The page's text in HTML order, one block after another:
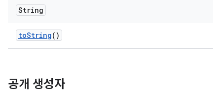
String
toString()
공개 생성자